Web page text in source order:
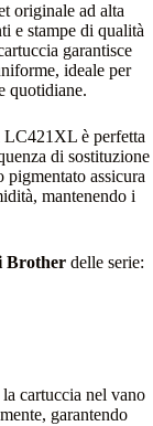
originale ad alta
e stampe di qualità
garantisce
ideale per
quotidiane.
LC421XL è perfetta
di sostituzione
pigmentato assicura
mantenendo i
Brother delle serie:
cartuccia nel vano
garantendo